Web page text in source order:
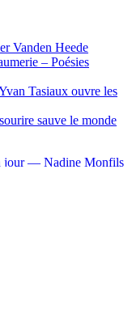
Vanden Heede
– Poésies
Tasiaux ouvre les
sauve le monde
jour — Nadine Monfils